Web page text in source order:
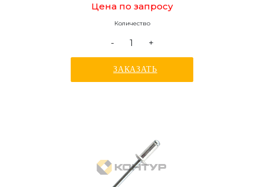
Цена по запросу
Количество
- +
ЗАКАЗАТЬ